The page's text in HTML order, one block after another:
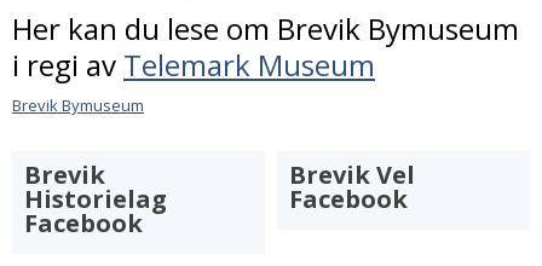
Her kan du lese om Brevik Bymuseum
i regi av Telemark Museum
Brevik Bymuseum
Brevik
Historielag
Facebook
Brevik Vel
Facebook